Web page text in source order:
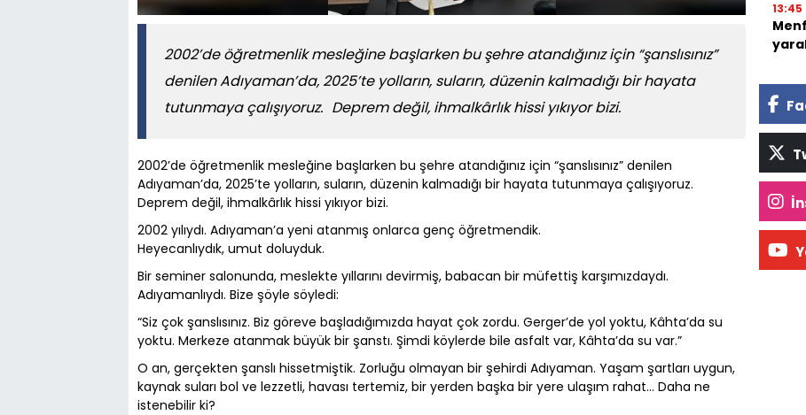
2002’de öğretmenlik mesleğine başlarken bu şehre atandığınız için “şanslısınız”
denilen Adıyaman’da, 2025’te yolların, suların, düzenin kalmadığı bir hayata
tutunmaya çalışıyoruz. Deprem değil, ihmalkârlık hissi yıkıyor bizi.
2002’de öğretmenlik mesleğine başlarken bu şehre atandığınız için “şanslısınız” denilen
Adıyaman’da, 2025’te yolların, suların, düzenin kalmadığı bir hayata tutunmaya çalışıyoruz.
Deprem değil, ihmalkârlık hissi yıkıyor bizi.
2002 yılıydı. Adıyaman’a yeni atanmış onlarca genç öğretmendik.
Heyecanlıydık, umut doluyduk.
Bir seminer salonunda, meslekte yıllarını devirmiş, babacan bir müfettiş karşımızdaydı.
Adıyamanlıydı. Bize şöyle söyledi:
“Siz çok şanslısınız. Biz göreve başladığımızda hayat çok zordu. Gerger’de yol yoktu, Kâhta’da su
yoktu. Merkeze atanmak büyük bir şanstı. Şimdi köylerde bile asfalt var, Kâhta’da su var.”
O an, gerçekten şanslı hissetmiştik. Zorluğu olmayan bir şehirdi Adıyaman. Yaşam şartları uygun,
kaynak suları bol ve lezzetli, havası tertemiz, bir yerden başka bir yere ulaşım rahat… Daha ne
istenebilir ki?
13:45